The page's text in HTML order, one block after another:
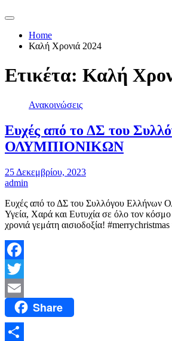
Home
Καλή Χρονιά 2024
Ετικέτα: Καλή
Ανακοινώσεις
Ευχές από το ΔΣ του
ΟΛΥΜΠΙΟΝΙΚΩΝ
25 Δεκεμβρίου, 2023
admin
Ευχές από το ΔΣ του Συλλόγου
Υγεία, Χαρά και Ευτυχία σε όλο τον κόσμο
χρονιά γεμάτη αισιοδοξία!
Facebook
Twitter
Email Share